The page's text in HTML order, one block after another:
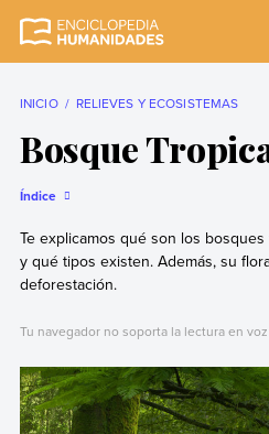
completa y más
INICIO RELIEVES Y ECOSISTEMAS
Bosque
Índice
Te explicamos qué son los
y qué tipos existen. Además, su
deforestación.
Tu navegador no soporta la lectura en